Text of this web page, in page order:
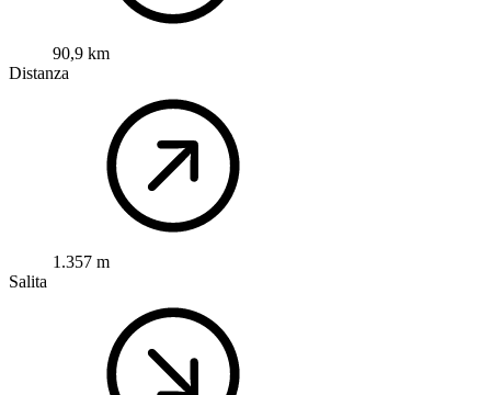
90,9 km
Distanza
1.357 m
Salita